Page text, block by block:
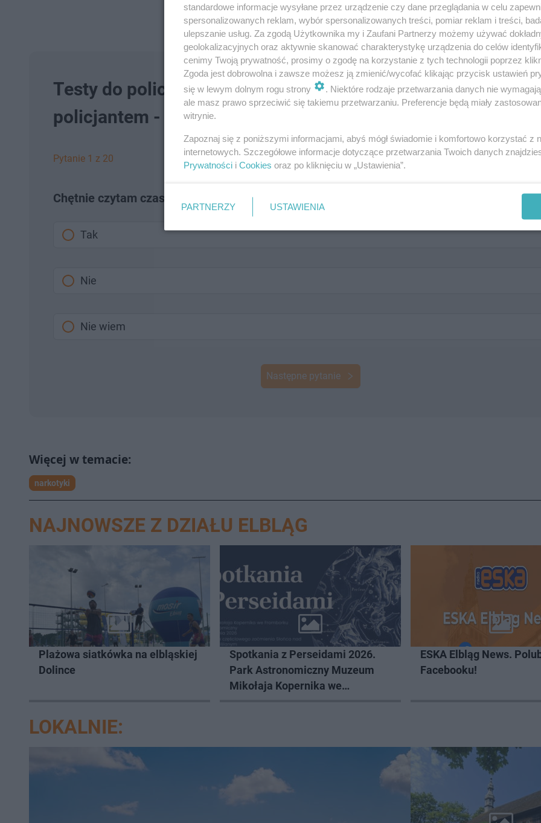
Testy do policji Multi Select 2020. Sprawdź, czy możesz
policjantem - cz. III
Pytanie 1 z 20
Chętnie czytam czasopisma techniczne
Tak
Nie
Nie wiem
Następne pytanie
narkotyki
NAJNOWSZE Z DZIAŁU ELBLĄG
Plażowa siatkówka na elbląskiej
Dolince
Spotkania z Perseidami 2026.
Park Astronomiczny Muzeum
Mikołaja Kopernika we
ESKA Elbląg News.
Facebooku!
LOKALNIE:
standardowe informacje wysyłane przez urządzenie czy dane przeglądania w celu
spersonalizowanych reklam, wybór spersonalizowanych treści, pomiar reklam i treści,
ulepszanie usług. Za zgodą Użytkownika my i Zaufani Partnerzy możemy używać
geolokalizacyjnych oraz aktywnie skanować charakterystykę urządzenia do celów
cenimy Twoją prywatność, prosimy o zgodę na korzystanie z tych technologii poprzez
Zgoda jest dobrowolna i zawsze możesz ją zmienić/wycofać klikając przycisk ustawień
się w lewym dolnym rogu strony
. Niektóre rodzaje przetwarzania danych nie
ale masz prawo sprzeciwić się takiemu przetwarzaniu. Preferencje będą miały
witrynie.
Zapoznaj się z poniższymi informacjami, abyś mógł świadomie i komfortowo korzystać z
internetowych. Szczegółowe informacje dotyczące przetwarzania Twoich danych
Prywatności i Cookies oraz po kliknięciu w „Ustawienia”.
PARTNERZY USTAWIENIA